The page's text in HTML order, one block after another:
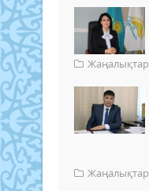
Жаңалықтар
Жаңалықтар